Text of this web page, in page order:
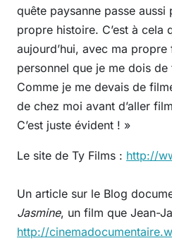
quête paysanne passe aussi
propre histoire. C’est à cela
aujourd’hui, avec ma
personnel que je me dois
Comme je me devais de
de chez moi avant d’aller
C’est juste évident ! »
Le site de Ty Films : http://
Un article sur le Blog
Jasmine, un film que Jean-
http://